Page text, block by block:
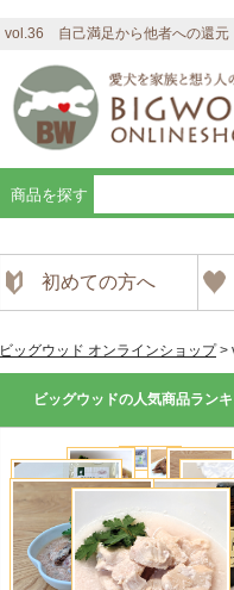
vol.36 自己満足から他者への還元
商品を探す
初めての方へ
ビッグウッド オンラインショップ>
ビッグウッドの人気商品ラン